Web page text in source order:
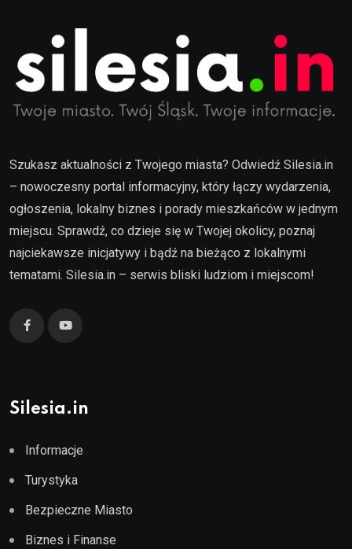
Szukasz aktualności z Twojego miasta? Odwiedź Silesia.in
– nowoczesny portal informacyjny, który łączy wydarzenia,
ogłoszenia, lokalny biznes i porady mieszkańców w jednym
miejscu. Sprawdź, co dzieje się w Twojej okolicy, poznaj
najciekawsze inicjatywy i bądź na bieżąco z lokalnymi
tematami. Silesia.in – serwis bliski ludziom i miejscom!
Silesia.in
Informacje
Turystyka
Bezpieczne Miasto
Biznes i Finanse